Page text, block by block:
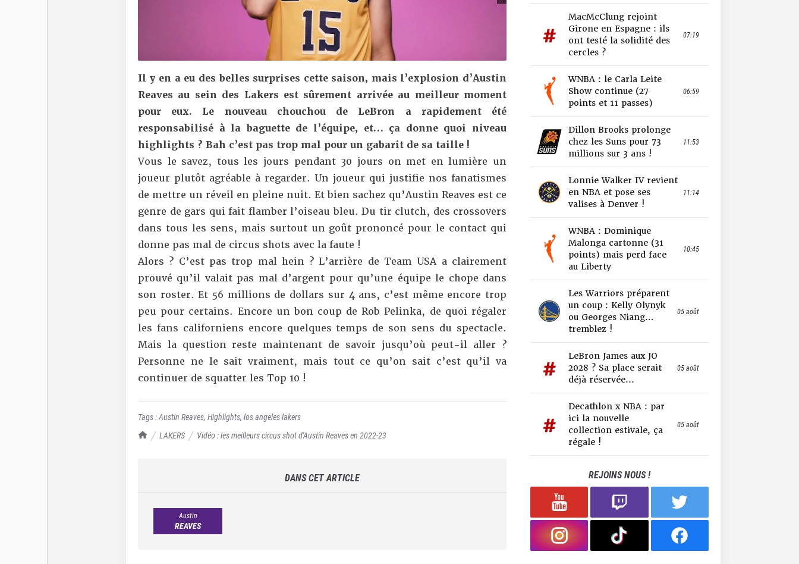
TrashTalk Actu NBA
LAKERS Vidéo : les meilleurs circus shot d'Austin Reaves en 2022-23
Il y en a eu des belles surprises cette saison, mais l’explosion d’Austin
Reaves au sein des Lakers est sûrement arrivée au meilleur moment
pour eux. Le nouveau chouchou de LeBron a rapidement été
responsabilisé à la baguette de l’équipe, et… ça donne quoi niveau
highlights ? Bah c’est pas trop mal pour un gabarit de sa taille !
Vous le savez, tous les jours pendant 30 jours on met en lumière un
joueur plutôt agréable à regarder. Un joueur qui justifie nos fanatismes
de mettre un réveil en pleine nuit. Et bien sachez qu’Austin Reaves est ce
genre de gars qui fait flamber l’oiseau bleu. Du tir clutch, des crossovers
dans tous les sens, mais surtout un goût prononcé pour le contact qui
donne pas mal de circus shots avec la faute !
Alors ? C’est pas trop mal hein ? L’arrière de Team USA a clairement
prouvé qu’il valait pas mal d’argent pour qu’une équipe le chope dans
son roster. Et 56 millions de dollars sur 4 ans, c’est même encore trop
peu pour certains. Encore un bon coup de Rob Pelinka, de quoi régaler
les fans californiens encore quelques temps de son sens du spectacle.
Mais la question reste maintenant de savoir jusqu’où peut-il aller ?
Personne ne le sait vraiment, mais tout ce qu’on sait c’est qu’il va
continuer de squatter les Top 10 !
Tags :Austin Reaves, Highlights, los angeles lakers
DANS CET ARTICLE
Austin
REAVES
MacMcClung rejoint
Girone en Espagne : ils
ont testé la solidité des
cercles ?
07:19
WNBA : le Carla Leite
Show continue (27
points et 11 passes)
06:59
Dillon Brooks prolonge
chez les Suns pour 73
millions sur 3 ans !
11:53
Lonnie Walker IV revient
en NBA et pose ses
valises à Denver !
11:14
WNBA : Dominique
Malonga cartonne (31
points) mais perd face
au Liberty
10:45
Les Warriors préparent
un coup : Kelly Olynyk
ou Georges Niang…
tremblez !
05 août
LeBron James aux JO
2028 ? Sa place serait
déjà réservée...
05 août
Decathlon x NBA : par
ici la nouvelle
collection estivale, ça
régale !
05 août
REJOINS NOUS !